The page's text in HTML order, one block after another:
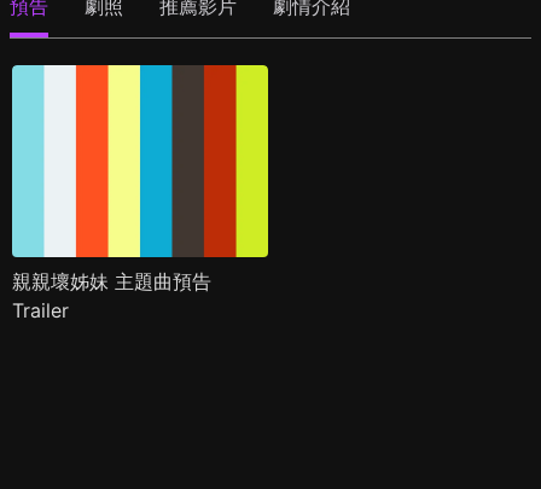
預告 劇照 推薦影片 劇情介紹
親親壞姊妹 主題曲預告
Trailer